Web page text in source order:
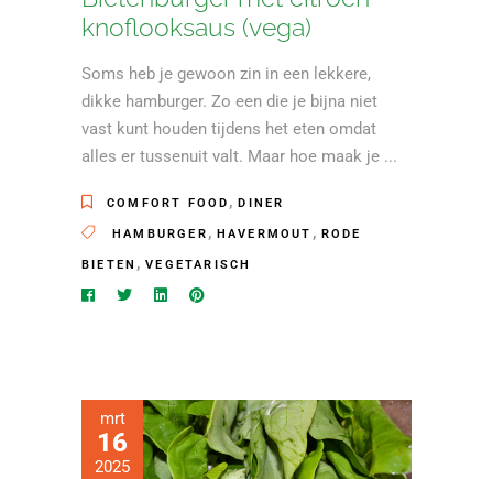
knoflooksaus (vega)
Soms heb je gewoon zin in een lekkere,
dikke hamburger. Zo een die je bijna niet
vast kunt houden tijdens het eten omdat
alles er tussenuit valt. Maar hoe maak je
COMFORT FOOD ,DINER
HAMBURGER , HAVERMOUT , RODE
BIETEN ,VEGETARISCH
mrt
16
2025